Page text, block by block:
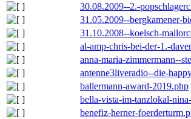
30.08.2009--2.-
31.05.2009--bergkamener-
31.10.2008--koelsch-
al-amp-chris-bei-der-1.-
anna-maria-zimmermann--
antenne3liveradio--die-
ballermann-award-2019.php
bella-vista-im-tanzlokal-
benefiz-herner-